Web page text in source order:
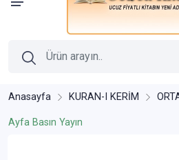
Anasayfa KURAN-I KERİM
Ayfa Basın Yayın